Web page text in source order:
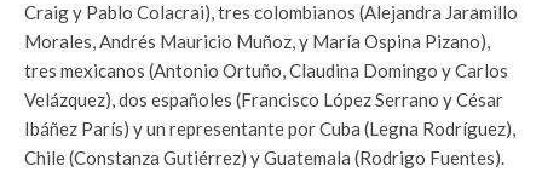
Craig y Pablo Colacrai), tres colombianos (Alejandra Jaramillo
Morales, Andrés Mauricio Muñoz, y María Ospina Pizano),
tres mexicanos (Antonio Ortuño, Claudina Domingo y Carlos
Velázquez), dos españoles (Francisco López Serrano y César
Ibáñez París) y un representante por Cuba (Legna Rodríguez),
Chile (Constanza Gutiérrez) y Guatemala (Rodrigo Fuentes).